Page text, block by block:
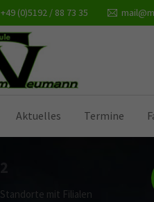
+49 (0)5192 / 88 73 35
Aktuelles Termine
Standorte mit Filialen